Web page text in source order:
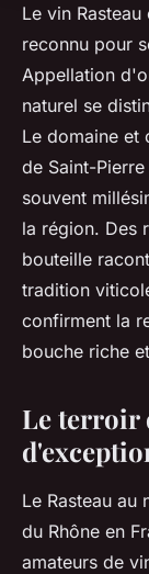
Le vin
reconnu pour
Appellation
naturel se
Le domaine et
de Saint-
souvent
la région. Des
bouteille
tradition
confirment la
bouche riche
Le terroir
Le Rasteau
du Rhône en
amateurs de